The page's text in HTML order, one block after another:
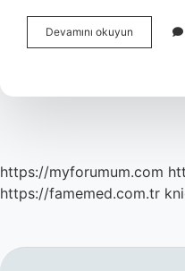
Devamını okuyun
nin
https://myforumum.com
https://famemed.com.tr